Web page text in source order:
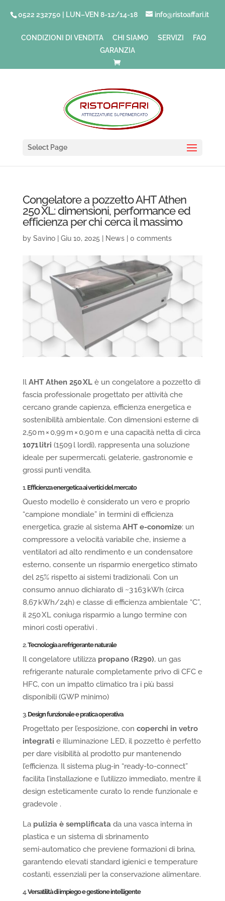
0522 232750 | LUN–VEN 8-12/14-18 info@ristoaffari.it
CONDIZIONI DI VENDITA CHI SIAMO SERVIZI
FAQ
GARANZIA
Select Page
Congelatore a pozzetto AHT Athen
250 XL: dimensioni, performance ed
efficienza per chi cerca il massimo
by Savino| Giu 10, 2025 News| 0 comments
Il AHT Athen 250 XLè un congelatore a pozzetto di
fascia professionale progettato per attività che
cercano grande capienza, efficienza energetica e
sostenibilità ambientale. Con dimensioni esterne di
2,50 m × 0,99 m × 0,90 m e una capacità netta di circa
1071 litri (1509 l lordi), rappresenta una soluzione
ideale per supermercati, gelaterie, gastronomie e
grossi punti vendita.
1. Efficienza energetica ai vertici del mercato
Questo modello è considerato un vero e proprio
“campione mondiale” in termini di efficienza
energetica, grazie al sistema AHT e-conomize: un
compressore a velocità variabile che, insieme a
ventilatori ad alto rendimento e un condensatore
esterno, consente un risparmio energetico stimato
del 25% rispetto ai sistemi tradizionali. Con un
consumo annuo dichiarato di ~3 163 kWh (circa
8,67 kWh/24h) e classe di efficienza ambientale “C”,
il 250 XL coniuga risparmio a lungo termine con
minori costi operativi .
2.Tecnologia a refrigerante naturale
Il congelatore utilizza propano (R290), un gas
refrigerante naturale completamente privo di CFC e
HFC, con un impatto climatico tra i più bassi
disponibili (GWP minimo)
3. Design funzionale e pratica operativa
Progettato per l’esposizione, con coperchi in vetro
integrati e illuminazione LED, il pozzetto è perfetto
per dare visibilità al prodotto pur mantenendo
l’efficienza. Il sistema plug‑in “ready-to-connect”
facilita l’installazione e l’utilizzo immediato, mentre il
design esteticamente curato lo rende funzionale e
gradevole .
La pulizia è semplificata da una vasca interna in
plastica e un sistema di sbrinamento
semi‑automatico che previene formazioni di brina,
garantendo elevati standard igienici e temperature
costanti, essenziali per la conservazione alimentare.
4.Versatilità di impiego e gestione intelligente